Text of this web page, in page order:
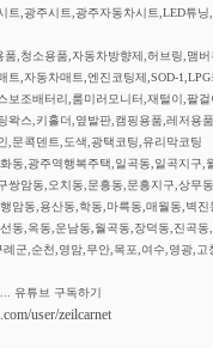
트,광주시트,광주자동차시트,LED튜
품,청소용품,자동차방향제,허브링,맴
트,자동차매트,엔진코팅제,SOD-
보조배터리,룸미러모니터,재털이,팔
왁스,키홀더,옆발판,캠핑용품,레저용
,문콕덴트,도색,광택코팅,유리막코팅
동,광주역행복주택,일곡동,일곡지구
쌍암동,오치동,문흥동,문흥지구,상무
암동,용산동,학동,마륵동,매월동,벽
동,옥동,운남동,월곡동,장덕동,진곡
군,순천,영암,무안,목포,여수,영광,
유튜브 구독하기
user/zeilcarnet